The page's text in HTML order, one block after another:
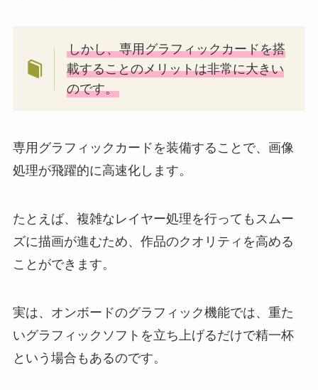
しかし、専用グラフィックカードを搭
載することのメリットは非常に大きい
のです。
専用グラフィックカードを装備することで、画像
処理が飛躍的に高速化します。
たとえば、複雑なレイヤー処理を行ってもスムー
ズに描画が進むため、作品のクオリティを高める
ことができます。
実は、オンボードのグラフィック機能では、重た
いグラフィックソフトを立ち上げるだけで精一杯
という場合もあるのです。